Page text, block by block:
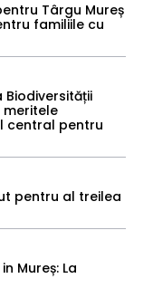
Târgu Mureș
familiile cu
Biodiversității
meritele
central pentru
pentru al treilea
Mureș: La